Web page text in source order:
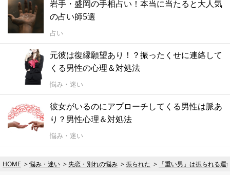
岩手・盛岡の手相占い！本当に当たると大人気
の占い師5選
占い
元彼は復縁願望あり！？振ったくせに連絡して
くる男性の心理＆対処法
悩み・迷い
彼女がいるのにアプローチしてくる男性は脈あ
り？男性心理＆対処法
悩み・迷い
HOME 悩み・迷い 失恋・別れの悩み 振られた 「重い男」は振られる